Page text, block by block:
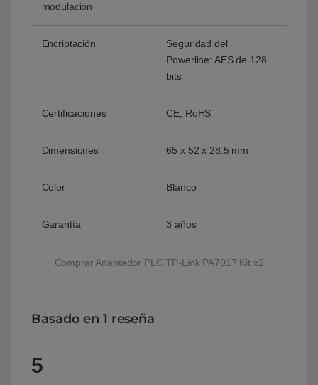
modulación
Encriptación
Seguridad del
Powerline: AES de 128
bits
Certificaciones CE, RoHS
Dimensiones 65 x 52 x 28.5 mm
Color Blanco
Garantía 3 años
Comprar Adaptador PLC TP-Link PA7017 Kit x2
Basado en 1 reseña
5